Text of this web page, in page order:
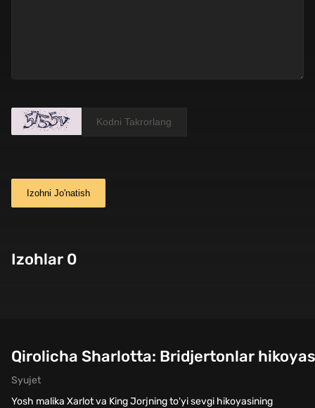
Izohni Jo'natish
Izohlar 0
Qirolicha Sharlotta: Bridjertonlar
Syujet
Yosh malika Xarlot va King Jorjning to'yi sevgi hikoyasining